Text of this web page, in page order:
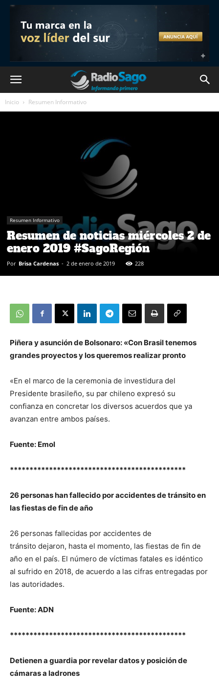
Inicio Resumen Informativo
Resumen Informativo
Resumen de noticias miércoles 2 de
enero 2019 #SagoRegión
Por Brisa Cardenas - 2 de enero de 2019 228
Piñera y asunción de Bolsonaro: «Con Brasil tenemos
grandes proyectos y los queremos realizar pronto
«En el marco de la ceremonia de investidura del
Presidente brasileño, su par chileno expresó su
confianza en concretar los diversos acuerdos que ya
avanzan entre ambos países.
Fuente: Emol
*********************************************
26 personas han fallecido por accidentes de tránsito en
las fiestas de fin de año
26 personas fallecidas por accidentes de
tránsito dejaron, hasta el momento, las fiestas de fin de
año en el país. El número de víctimas fatales es idéntico
al sufrido en 2018, de acuerdo a las cifras entregadas por
las autoridades.
Fuente: ADN
*********************************************
Detienen a guardia por revelar datos y posición de
cámaras a ladrones